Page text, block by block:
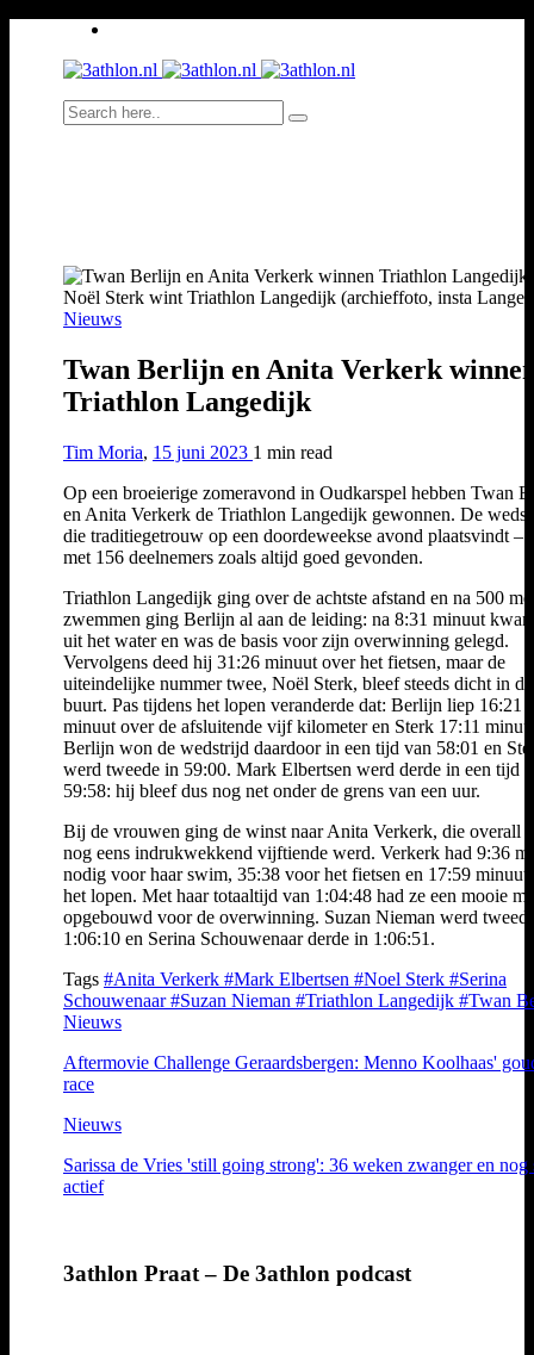
Noël Sterk wint Triathlon Langedijk (archieffoto, insta
Nieuws
Twan Berlijn en Anita Verkerk
Triathlon Langedijk
Tim Moria, 15 juni 2023 1 min read
Op een broeierige zomeravond in Oudkarspel hebben Twan
en Anita Verkerk de Triathlon Langedijk gewonnen. De
die traditiegetrouw op een doordeweekse avond plaatsvindt –
met 156 deelnemers zoals altijd goed gevonden.
Triathlon Langedijk ging over de achtste afstand en na 500
zwemmen ging Berlijn al aan de leiding: na 8:31 minuut
uit het water en was de basis voor zijn overwinning gelegd.
Vervolgens deed hij 31:26 minuut over het fietsen, maar de
uiteindelijke nummer twee, Noël Sterk, bleef steeds dicht in de
buurt. Pas tijdens het lopen veranderde dat: Berlijn liep 16:21
minuut over de afsluitende vijf kilometer en Sterk 17:11
Berlijn won de wedstrijd daardoor in een tijd van 58:01 en
werd tweede in 59:00. Mark Elbertsen werd derde in een tijd
59:58: hij bleef dus nog net onder de grens van een uur.
Bij de vrouwen ging de winst naar Anita Verkerk, die overall
nog eens indrukwekkend vijftiende werd. Verkerk had 9:36
nodig voor haar swim, 35:38 voor het fietsen en 17:59 minuut
het lopen. Met haar totaaltijd van 1:04:48 had ze een mooie
opgebouwd voor de overwinning. Suzan Nieman werd
1:06:10 en Serina Schouwenaar derde in 1:06:51.
Tags #Anita Verkerk #Mark Elbertsen #Noel Sterk #Serina
Schouwenaar#Suzan Nieman #Triathlon Langedijk #Twan
Nieuws
Aftermovie Challenge Geraardsbergen: Menno Koolhaas'
race
Nieuws
Sarissa de Vries 'still going strong': 36 weken zwanger en nog
actief
3athlon Praat – De 3athlon podcast